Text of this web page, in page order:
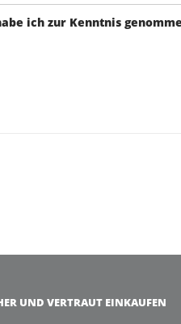
ich zur Kenntnis
UND VERTRAUT EINKAUFEN